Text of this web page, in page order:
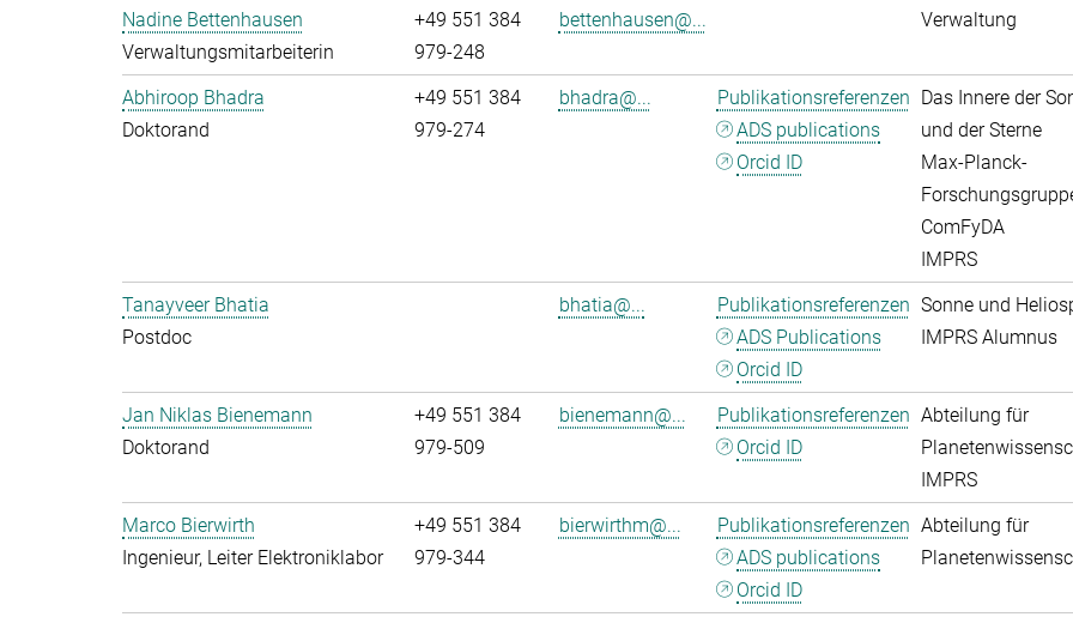
Nadine Bettenhausen
Verwaltungsmitarbeiterin
+49 551 384
979-248
bettenhausen@... Verwaltung
Abhiroop Bhadra
Doktorand
+49 551 384
979-274
bhadra@...
Publikationsreferenzen
ADS publications
Orcid ID
Das Innere der
und der Sterne
Max-Planck-
ComFyDA
IMPRS
Tanayveer Bhatia
Postdoc
bhatia@...
Publikationsreferenzen
ADS Publications
Orcid ID
Sonne und
IMPRS Alumnus
Jan Niklas Bienemann
Doktorand
+49 551 384
979-509
bienemann@...
Publikationsreferenzen
Orcid ID
Abteilung für
IMPRS
Marco Bierwirth
Ingenieur, Leiter Elektroniklabor
+49 551 384
979-344
bierwirthm@...
Publikationsreferenzen
ADS publications
Orcid ID
Abteilung für